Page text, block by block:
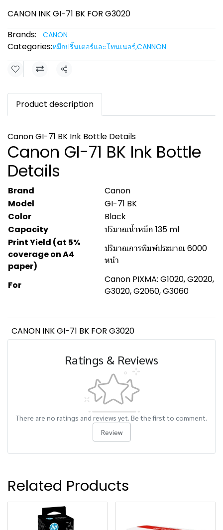
CANON INK GI-71 BK FOR G3020
Brands:
CANON
Categories:หมึกปริ้นเตอร์และโทนเนอร์,CANNON
Share
Product description
Canon GI-71 BK Ink Bottle Details
Canon GI-71 BK Ink Bottle
Details
Brand
Canon
Model
GI-71 BK
Color
Black
Capacity
ปริมาณน้ำหมึก 135 ml
Print Yield (at 5%
coverage on A4
paper)
ปริมาณการพิมพ์ประมาณ 6000
หน้า
For
Canon PIXMA: G1020, G2020,
G3020, G2060, G3060
CANON INK GI-71 BK FOR G3020
Ratings & Reviews
There are no ratings and reviews yet. Be the first to comment.
Review
Related Products